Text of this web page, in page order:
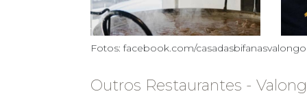
Fotos: facebook.com/casadasbifanasvalongo
Outros Restaurantes -